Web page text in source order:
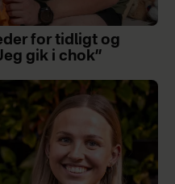
for tidligt og
gik i chok”